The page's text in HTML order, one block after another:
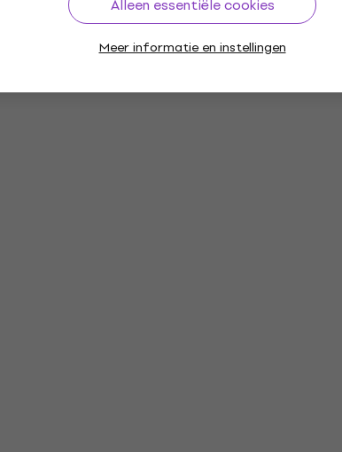
Alleen essentiële cookies
Meer informatie en instellingen